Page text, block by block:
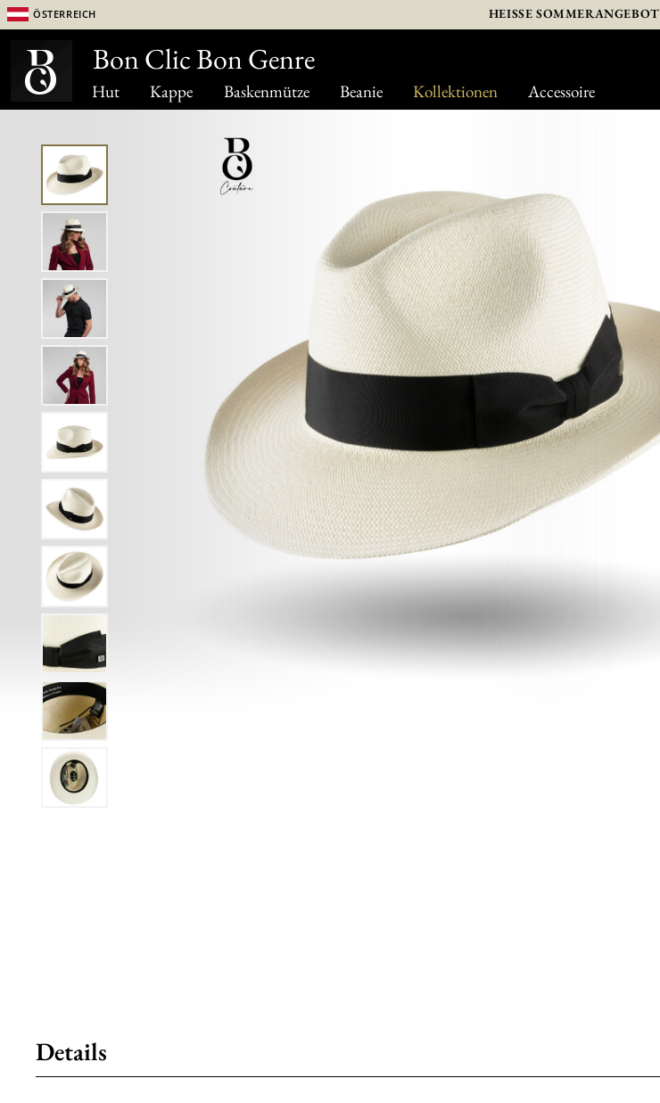
Hut Kappe Baskenmütze Beanie Kollektionen Accessoire
Österreich HEISSE SOMMERANGEBOTE
Details
Bon Clic Bon Genre